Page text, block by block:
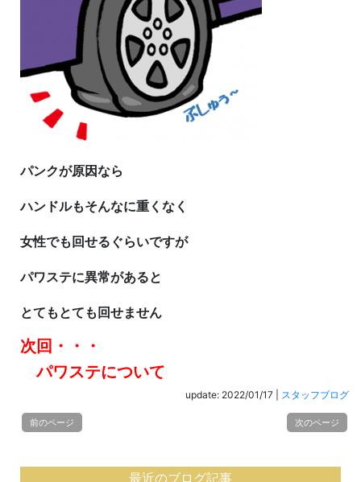
パンクが原因なら
ハンドルもそんなに重くなく
女性でも回せるぐらいですが
パワステに異常があると
とてもとても回せません
次回・・・
パワステについて
update: 2022/01/17 スタッフブログ
前のページ 次のページ
最近のブログ記事